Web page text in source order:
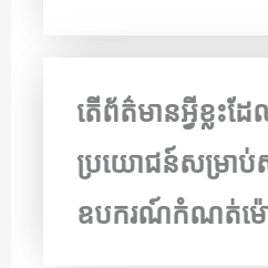
តើព័ត៌មានអ្វីខ្លះដ
ប្រយោជន៍សម្រាប់
ឧបករណ៍កំណត់ម៉